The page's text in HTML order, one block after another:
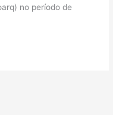
no período de